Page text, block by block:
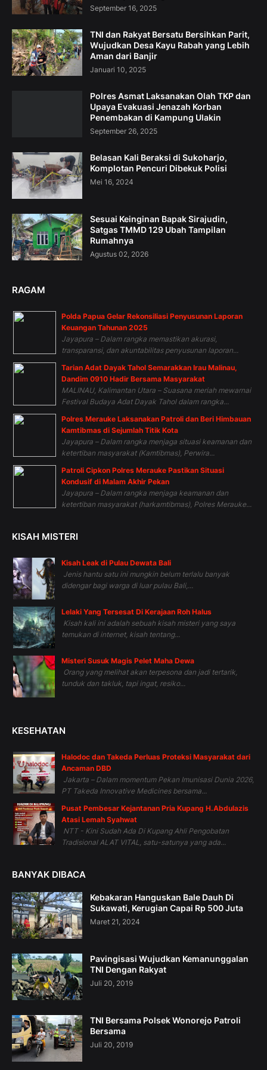
September 16, 2025
TNI dan Rakyat Bersatu Bersihkan Parit,
Wujudkan Desa Kayu Rabah yang Lebih
Aman dari Banjir
Januari 10, 2025
Polres Asmat Laksanakan Olah TKP dan
Upaya Evakuasi Jenazah Korban
Penembakan di Kampung Ulakin
September 26, 2025
Belasan Kali Beraksi di Sukoharjo,
Komplotan Pencuri Dibekuk Polisi
Mei 16, 2024
Sesuai Keinginan Bapak Sirajudin,
Satgas TMMD 129 Ubah Tampilan
Rumahnya
Agustus 02, 2026
RAGAM
Polda Papua Gelar Rekonsiliasi Penyusunan Laporan
Keuangan Tahunan 2025
Jayapura – Dalam rangka memastikan akurasi,
transparansi, dan akuntabilitas penyusunan laporan...
Tarian Adat Dayak Tahol Semarakkan Irau Malinau,
Dandim 0910 Hadir Bersama Masyarakat
MALINAU, Kalimantan Utara – Suasana meriah mewarnai
Festival Budaya Adat Dayak Tahol dalam rangka...
Polres Merauke Laksanakan Patroli dan Beri Himbauan
Kamtibmas di Sejumlah Titik Kota
Jayapura – Dalam rangka menjaga situasi keamanan dan
ketertiban masyarakat (Kamtibmas), Perwira...
Patroli Cipkon Polres Merauke Pastikan Situasi
Kondusif di Malam Akhir Pekan
Jayapura – Dalam rangka menjaga keamanan dan
ketertiban masyarakat (harkamtibmas), Polres Merauke...
KISAH MISTERI
Kisah Leak di Pulau Dewata Bali
Jenis hantu satu ini mungkin belum terlalu banyak
didengar bagi warga di luar pulau Bali,...
Lelaki Yang Tersesat Di Kerajaan Roh Halus
Kisah kali ini adalah sebuah kisah misteri yang saya
temukan di internet, kisah tentang...
Misteri Susuk Magis Pelet Maha Dewa
Orang yang melihat akan terpesona dan jadi tertarik,
tunduk dan takluk, tapi ingat, resiko...
KESEHATAN
Halodoc dan Takeda Perluas Proteksi Masyarakat dari
Ancaman DBD
Jakarta – Dalam momentum Pekan Imunisasi Dunia 2026,
PT Takeda Innovative Medicines bersama...
Pusat Pembesar Kejantanan Pria Kupang H.Abdulazis
Atasi Lemah Syahwat
NTT - Kini Sudah Ada Di Kupang Ahli Pengobatan
Tradisional ALAT VITAL, satu-satunya yang ada...
BANYAK DIBACA
Kebakaran Hanguskan Bale Dauh Di
Sukawati, Kerugian Capai Rp 500 Juta
Maret 21, 2024
Pavingisasi Wujudkan Kemanunggalan
TNI Dengan Rakyat
Juli 20, 2019
TNI Bersama Polsek Wonorejo Patroli
Bersama
Juli 20, 2019